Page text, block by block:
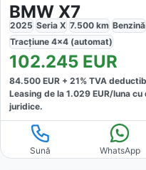
BMW X7
2025 Seria X 7.500 km Benzină
Tracțiune 4x4 (automat)
102.245 EUR
84.500 EUR + 21% TVA
Leasing de la 1.029 EUR/luna cu
juridice.
Sună WhatsApp